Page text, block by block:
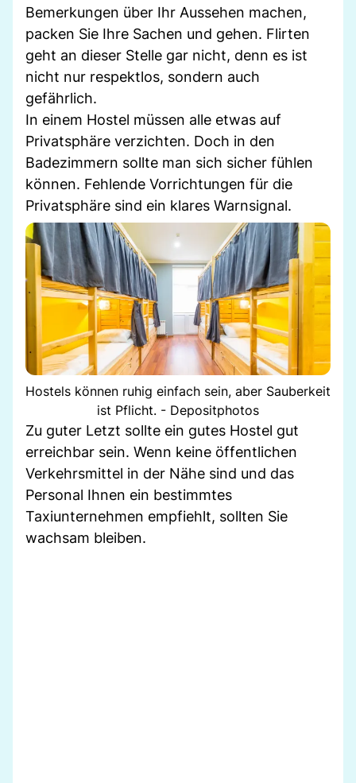
Bemerkungen über Ihr Aussehen machen,
packen Sie Ihre Sachen und gehen. Flirten
geht an dieser Stelle gar nicht, denn es ist
nicht nur respektlos, sondern auch
gefährlich.
In einem Hostel müssen alle etwas auf
Privatsphäre verzichten. Doch in den
Badezimmern sollte man sich sicher fühlen
können. Fehlende Vorrichtungen für die
Privatsphäre sind ein klares Warnsignal.
Hostels können ruhig einfach sein, aber Sauberkeit
ist Pflicht. - Depositphotos
Zu guter Letzt sollte ein gutes Hostel gut
erreichbar sein. Wenn keine öffentlichen
Verkehrsmittel in der Nähe sind und das
Personal Ihnen ein bestimmtes
Taxiunternehmen empfiehlt, sollten Sie
wachsam bleiben.